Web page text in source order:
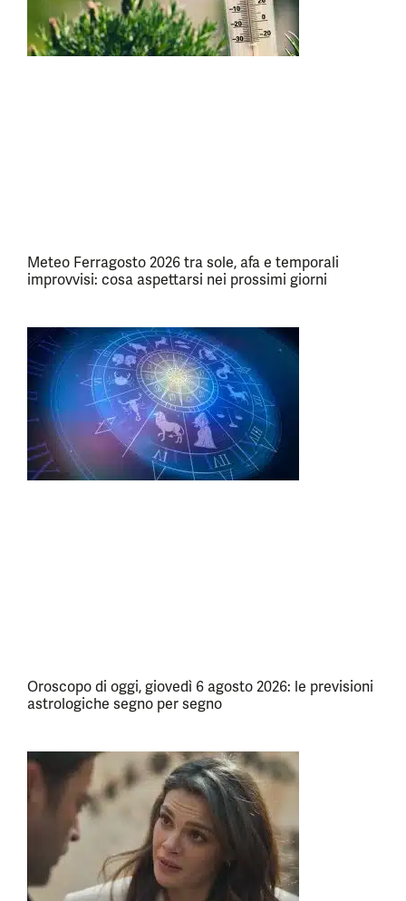
Meteo Ferragosto 2026 tra sole, afa e temporali
improvvisi: cosa aspettarsi nei prossimi giorni
Oroscopo di oggi, giovedì 6 agosto 2026: le previsioni
astrologiche segno per segno